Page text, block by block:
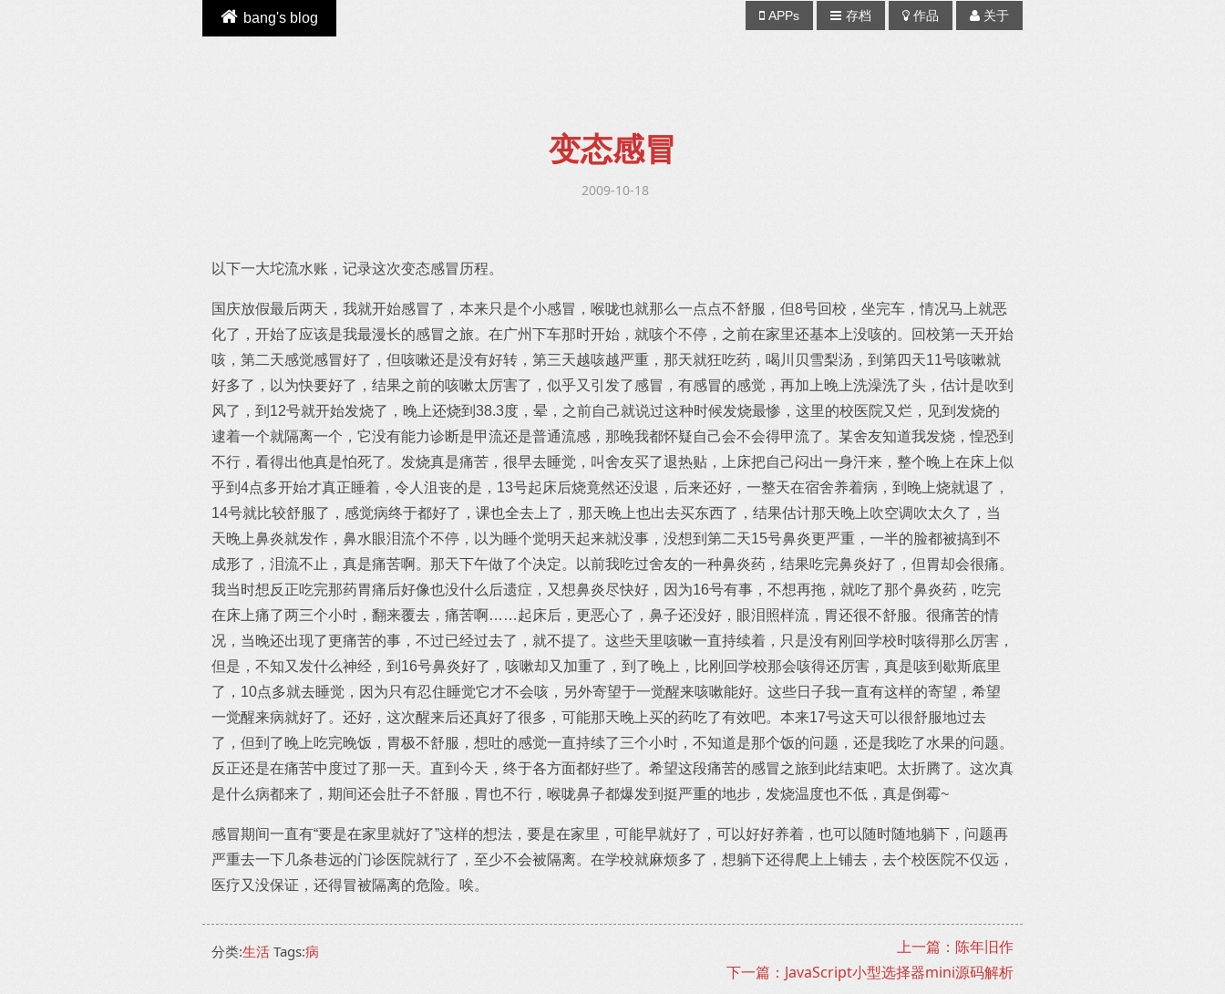
bang's blog APPs 存档 作品 关于
变态感冒
2009-10-18
以下一大坨流水账，记录这次变态感冒历程。
国庆放假最后两天，我就开始感冒了，本来只是个小感冒，喉咙也就那么一点点不舒服，但8号回校，坐完车，情况马上就恶
化了，开始了应该是我最漫长的感冒之旅。在广州下车那时开始，就咳个不停，之前在家里还基本上没咳的。回校第一天开始
咳，第二天感觉感冒好了，但咳嗽还是没有好转，第三天越咳越严重，那天就狂吃药，喝川贝雪梨汤，到第四天11号咳嗽就
好多了，以为快要好了，结果之前的咳嗽太厉害了，似乎又引发了感冒，有感冒的感觉，再加上晚上洗澡洗了头，估计是吹到
风了，到12号就开始发烧了，晚上还烧到38.3度，晕，之前自己就说过这种时候发烧最惨，这里的校医院又烂，见到发烧的
逮着一个就隔离一个，它没有能力诊断是甲流还是普通流感，那晚我都怀疑自己会不会得甲流了。某舍友知道我发烧，惶恐到
不行，看得出他真是怕死了。发烧真是痛苦，很早去睡觉，叫舍友买了退热贴，上床把自己闷出一身汗来，整个晚上在床上似
乎到4点多开始才真正睡着，令人沮丧的是，13号起床后烧竟然还没退，后来还好，一整天在宿舍养着病，到晚上烧就退了，
14号就比较舒服了，感觉病终于都好了，课也全去上了，那天晚上也出去买东西了，结果估计那天晚上吹空调吹太久了，当
天晚上鼻炎就发作，鼻水眼泪流个不停，以为睡个觉明天起来就没事，没想到第二天15号鼻炎更严重，一半的脸都被搞到不
成形了，泪流不止，真是痛苦啊。那天下午做了个决定。以前我吃过舍友的一种鼻炎药，结果吃完鼻炎好了，但胃却会很痛。
我当时想反正吃完那药胃痛后好像也没什么后遗症，又想鼻炎尽快好，因为16号有事，不想再拖，就吃了那个鼻炎药，吃完
在床上痛了两三个小时，翻来覆去，痛苦啊……起床后，更恶心了，鼻子还没好，眼泪照样流，胃还很不舒服。很痛苦的情
况，当晚还出现了更痛苦的事，不过已经过去了，就不提了。这些天里咳嗽一直持续着，只是没有刚回学校时咳得那么厉害，
但是，不知又发什么神经，到16号鼻炎好了，咳嗽却又加重了，到了晚上，比刚回学校那会咳得还厉害，真是咳到歇斯底里
了，10点多就去睡觉，因为只有忍住睡觉它才不会咳，另外寄望于一觉醒来咳嗽能好。这些日子我一直有这样的寄望，希望
一觉醒来病就好了。还好，这次醒来后还真好了很多，可能那天晚上买的药吃了有效吧。本来17号这天可以很舒服地过去
了，但到了晚上吃完晚饭，胃极不舒服，想吐的感觉一直持续了三个小时，不知道是那个饭的问题，还是我吃了水果的问题。
反正还是在痛苦中度过了那一天。直到今天，终于各方面都好些了。希望这段痛苦的感冒之旅到此结束吧。太折腾了。这次真
是什么病都来了，期间还会肚子不舒服，胃也不行，喉咙鼻子都爆发到挺严重的地步，发烧温度也不低，真是倒霉~
感冒期间一直有“要是在家里就好了”这样的想法，要是在家里，可能早就好了，可以好好养着，也可以随时随地躺下，问题再
严重去一下几条巷远的门诊医院就行了，至少不会被隔离。在学校就麻烦多了，想躺下还得爬上上铺去，去个校医院不仅远，
医疗又没保证，还得冒被隔离的危险。唉。
分类:生活 Tags:病
上一篇：陈年旧作
下一篇：JavaScript小型选择器mini源码解析